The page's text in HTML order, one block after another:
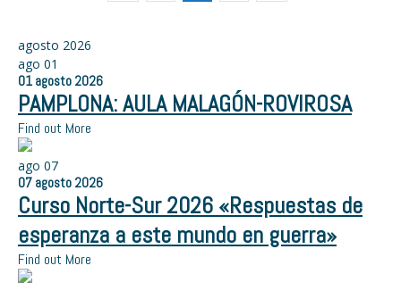
agosto 2026
ago 01
01 agosto 2026
PAMPLONA: AULA MALAGÓN-ROVIROSA
Find out More
ago 07
07 agosto 2026
Curso Norte-Sur 2026 «Respuestas de
esperanza a este mundo en guerra»
Find out More